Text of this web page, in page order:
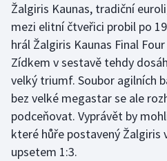
Plavání
Plážový volejbal
Ragby
Rychlobruslení
Rychlostní kanoistika
Žalgiris Kaunas, tradiční
mezi elitní čtveřici probil po
hrál Žalgiris Kaunas Final
Zídkem v sestavě tehdy
velký triumf. Soubor agilních
bez velké megastar se ale
podceňovat. Vyprávět by
které hůře postavený
upsetem 1:3.